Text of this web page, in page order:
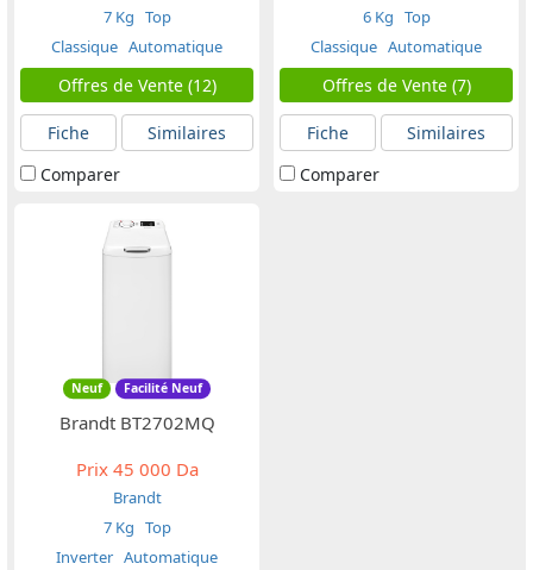
7 Kg Top
Classique Automatique
Offres de Vente (12)
Fiche
Similaires
Comparer
6 Kg Top
Classique Automatique
Offres de Vente (7)
Fiche
Similaires
Comparer
Neuf Facilité Neuf
Brandt BT2702MQ
Prix45 000 Da
Brandt
7 Kg Top
Inverter Automatique